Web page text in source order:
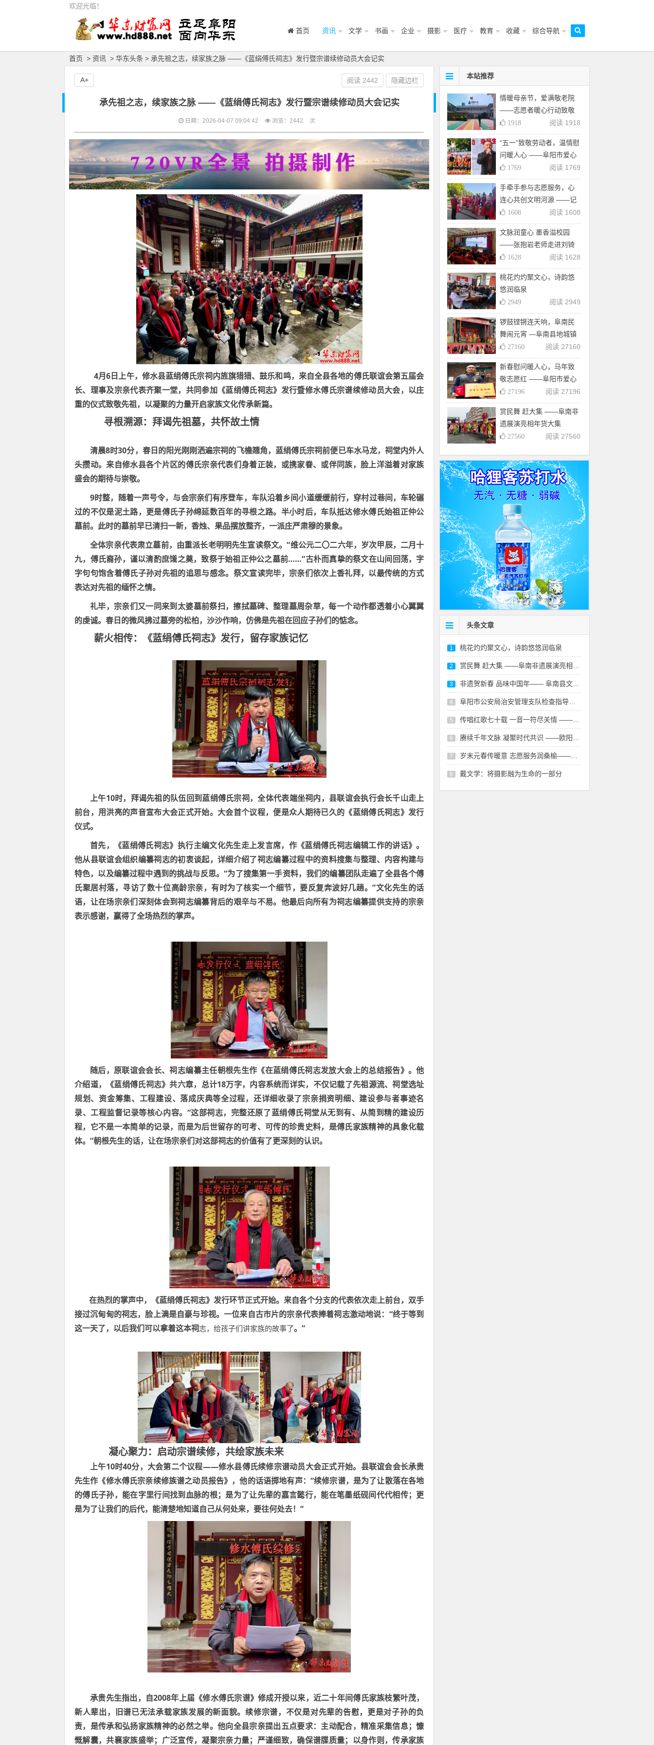
欢迎光临！
首页 资讯 文学 书画 企业 摄影 医疗 教育 收藏 综合导航
首页 > 资讯 > 华东头条 > 承先祖之志，续家族之脉 ——《蓝绢傅氏祠志》发行暨宗谱续修动员大会记实
承先祖之志，续家族之脉 ——《蓝绢傅氏祠志》发行暨宗谱续修动员大会记实
日期：2026-04-07 09:04:42 浏览： 2442 次
4月6 日上午，修水县蓝绢傅氏宗祠内旌旗猎猎、鼓乐和鸣，来自全县各地的傅氏联谊会第五届会
长、理事及宗亲代表齐聚一堂，共同参加《蓝绢傅氏祠志》发行暨修水傅氏宗谱续修动员大会，以庄
重的仪式致敬先祖，以凝聚的力量开启家族文化传承新篇。
寻根溯源：拜谒先祖墓，共怀故土情
清晨8时30分，春日的阳光刚刚洒遍宗祠的飞檐翘角，蓝绢傅氏宗祠前便已车水马龙，祠堂内外人
头攒动。来自修水县各个片区的傅氏宗亲代表们身着正装，或携家眷、或伴同族，脸上洋溢着对家族
盛会的期待与崇敬。
9时整，随着一声号令，与会宗亲们有序登车，车队沿着乡间小道缓缓前行，穿村过巷间，车轮碾
过的不仅是泥土路，更是傅氏子孙绵延数百年的寻根之路。半小时后，车队抵达修水傅氏始祖正仲公
墓前。此时的墓前早已清扫一新，香烛、果品摆放整齐，一派庄严肃穆的景象。
全体宗亲代表肃立墓前，由重派长老明明先生宣读祭文。“维公元二〇二六年，岁次甲辰， 二月 十
九，傅氏裔孙，谨以清酌庶馐之奠，致祭于始祖正仲公之墓前……”古朴而真挚的祭文在山间回荡，字
字句句饱含着傅氏子孙对先祖的追思与感念。祭文宣读完毕，宗亲们依次上香礼拜，以最传统的方式
表达对先祖的缅怀之情。
礼毕，宗亲们又一同来到太婆墓前祭扫，擦拭墓碑、整理墓周杂草，每一个动作都透着小心翼翼
的虔诚。春日的微风拂过墓旁的松柏，沙沙作响，仿佛是先祖在回应子孙们的惦念。
薪火相传：《蓝绢傅氏祠志》发行，留存家族记忆
上午10时，拜谒先祖的队伍回到蓝绢傅氏宗祠，全体代表端坐祠内，县联谊会执行会长千山走上
前台，用洪亮的声音宣布大会正式开始。大会首个议程，便是众人期待已久的《蓝绢傅氏祠志》发行
仪式。
首先，《蓝绢傅氏祠志》执行主编文化先生走上发言席，作《蓝绢傅氏祠志编辑工作的讲话》。
他从县联谊会组织编纂祠志的初衷谈起，详细介绍了祠志编纂过程中的资料搜集与整理、内容构建与
特色，以及编纂过程中遇到的挑战与反思。“为了搜集第一手资料，我们的编纂团队走遍了全县各个傅
氏聚居村落，寻访了数十位高龄宗亲，有时为了核实一个细节，要反复奔波好几趟。”文化先生的话
语，让在场宗亲们深刻体会到祠志编纂背后的艰辛与不易。他最后向所有为祠志编纂提供支持的宗亲
表示感谢，赢得了全场热烈的掌声。
随后，原联谊会会长、祠志编纂主任朝根先生作《在蓝绢傅氏祠志发放大会上的总结报告》。他
介绍道，《蓝绢傅氏祠志》共六章，总计18万字，内容系统而详实，不仅记载了先祖源流、祠堂选址
规划、资金筹集、工程建设、落成庆典等全过程，还详细收录了宗亲捐资明细、建设参与者事迹名
录、工程监督记录等核心内容。 “这部祠志，完整还原了蓝绢傅氏祠堂从无到有、从简到精的建设历
程，它不是一本简单的记录，而是为后世留存的可考、可传的珍贵史料，是傅氏家族精神的具象化载
体。 ”朝根先生的话，让在场宗亲们对这部祠志的价值有了更深刻的认识。
在热烈的掌声中，《蓝绢傅氏祠志》发行环节正式开始。来自各个分支的代表依次走上前台，双手
接过沉甸甸的祠志，脸上满是自豪与珍视。一位来自古市片的宗亲代表捧着祠志激动地说： “终于等到
这一天了，以后我们可以拿着这本祠志，给孩子们讲家族的故事了。 ”
凝心聚力：启动宗谱续修，共绘家族未来
上午10时40分，大会第二个议程——修水县傅氏续修宗谱动员大会正式开始。县联谊会会长承贵
先生作《修水傅氏宗亲续修族谱之动员报告》，他的话语掷地有声： “续修宗谱，是为了让散落在各地
的傅氏子孙，能在字里行间找到血脉的根；是为了让先辈的嘉言懿行，能在笔墨纸砚间代代相传；更
是为了让我们的后代，能清楚地知道自己从何处来，要往何处去！ ”
承贵先生指出，自2008年上届《修水傅氏宗谱》修成开授以来，近二十年间傅氏家族枝繁叶茂，
新人辈出，旧谱已无法承载家族发展的新面貌。续修宗谱，不仅是对先辈的告慰，更是对子孙的负
责，是传承和弘扬家族精神的必然之举。他向全县宗亲提出五点要求：主动配合，精准采集信息；慷
慨解囊，共襄家族盛举；广泛宣传，凝聚宗亲力量；严谨细致，确保谱牒质量；以身作则，传承家族
阅读 2442 隐藏边栏
A+ 本站推荐
情暖母亲节，爱满敬老院
——志愿者暖心行动致敬
银发长辈
阅读 1918
1918
“五一”致敬劳动者，温情慰
问暖人心 ——阜阳市爱心
公益志愿者协会慰问环卫
工人公益活动
阅读 1769
1769
手牵手参与志愿服务，心
连心共创文明河源 ——记
阜阳多部门联合开展保护
母亲河志愿活动
阅读 1608
1608
文脉润童心 墨香溢校园
——张抱岩老师走进刘锜
小学共赴“阅读与写作”之约
阅读 1628
1628
桃花灼灼聚文心，诗韵悠
悠润临泉
阅读 2949
2949
锣鼓铿锵连天响，阜南民
舞闹元宵 —阜南县地城镇
枫柏岗景区元宵节非遗演
出受欢迎
阅读 27160
27160
新春慰问暖人心，马年致
敬志愿红 ——阜阳市爱心
公益志愿者协会春节期间
慰问优秀志愿者高士清老
人
阅读 27196
27196
赏民舞 赶大集 ——阜南非
遗展演亮相年货大集
阅读 27560
27560
头条文章
1 桃花灼灼聚文心，诗韵悠悠润临泉
2 赏民舞 赶大集 ——阜南非遗展演亮相年货大集
3 非遗贺新春 品味中国年—— 阜南县文旅体局非遗剪纸进农家
4 阜阳市公安局治安管理支队检查指导恒威保安公司守押工作
5 传唱红歌七十载 一音一符尽关情 ——记阜南县关工委常委李培生传唱红歌的故事
6 赓续千年文脉 凝聚时代共识 ——欧阳修对颍州文史影响与现实意义座谈会在阜召开
7 岁末元春传暖意 志愿服务润桑榆——阜阳市爱心公益志愿者协会走进安舒居老年公寓
8 戴文学：将摄影融为生命的一部分